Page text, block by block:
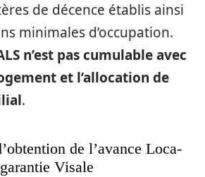
de décence établis ainsi
minimales d’occupation.
n’est pas cumulable avec
et l’allocation de
.
de l’avance Loca-
Visale